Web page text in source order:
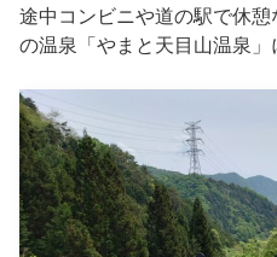
途中コンビニや道の駅で休
の温泉「やまと天目山温泉」